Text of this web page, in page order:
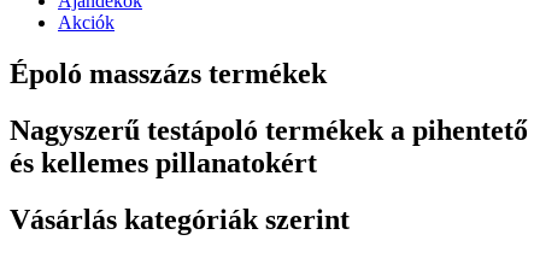
Akciók
Époló masszázs termékek
Nagyszerű testápoló termékek a pihentető
és kellemes pillanatokért
Vásárlás kategóriák szerint